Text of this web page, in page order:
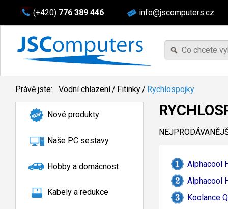
(+420) 776 389 446 info@jscomputers.cz
Právě jste: Vodní chlazení/ Fitinky/ Rychlospojky
Nové produkty
Naše PC sestavy
Hobby a domácnost
Kabely a redukce
Alphacool
Alphacool
Koolance